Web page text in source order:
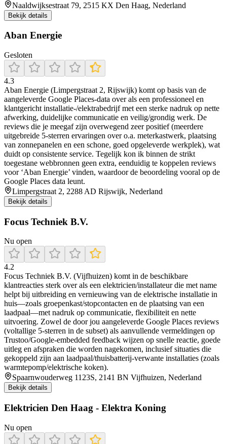
Naaldwijksestraat 79, 2515 KX Den Haag, Nederland
Bekijk details
Aban Energie
Gesloten
4.3
Aban Energie (Limpergstraat 2, Rijswijk) komt op basis van de
aangeleverde Google Places-data over als een professioneel en
klantgericht installatie-/elektrabedrijf met een sterke nadruk op nette
afwerking, duidelijke communicatie en veilig/grondig werk. De
reviews die je meegaf zijn overwegend zeer positief (meerdere
uitgebreide 5-sterren ervaringen over o.a. meterkastwerk, plaatsing
van zonnepanelen en een schone, goed opgeleverde werkplek), wat
duidt op consistente service. Tegelijk kon ik binnen de strikt
toegestane webbronnen geen extra, eenduidig te koppelen reviews
voor ‘Aban Energie’ vinden, waardoor de beoordeling vooral op de
Google Places data leunt.
Limpergstraat 2, 2288 AD Rijswijk, Nederland
Bekijk details
Focus Techniek B.V.
Nu open
4.2
Focus Techniek B.V. (Vijfhuizen) komt in de beschikbare
klantreacties sterk over als een elektricien/installateur die met name
helpt bij uitbreiding en vernieuwing van de elektrische installatie in
huis—zoals groepenkast/stopcontacten en de plaatsing van een
laadpaal—met nadruk op communicatie, flexibiliteit en nette
uitvoering. Zowel de door jou aangeleverde Google Places reviews
(voltallige 5-sterren in de subset) als aanvullende vermeldingen op
Trustoo/Google-embedded feedback wijzen op snelle reactie, goede
uitleg en afspraken die worden nagekomen, inclusief situaties die
gekoppeld zijn aan laadpaal/thuisbatterij-verwante installaties (zoals
warmtepomp/elektrische koken).
Spaarnwouderweg 1123S, 2141 BN Vijfhuizen, Nederland
Bekijk details
Elektricien Den Haag - Elektra Koning
Nu open